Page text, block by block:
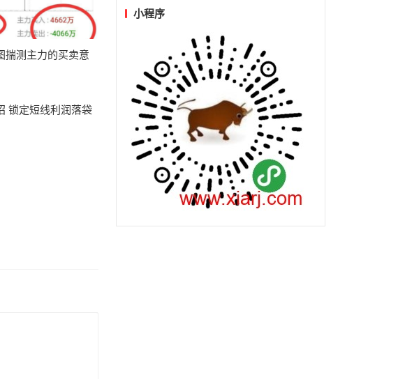
揣测主力的买卖意
锁定短线利润落袋
小程序